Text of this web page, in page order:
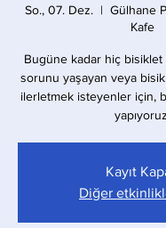
So., 07. Dez.
  |
Gülhane
Kafe
Bugüne kadar hiç
sorunu yaşayan veya
ilerletmek isteyenler için,
Kayıt
Diğer